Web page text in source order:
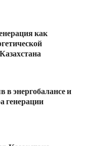
как
в энергобалансе и
генерации